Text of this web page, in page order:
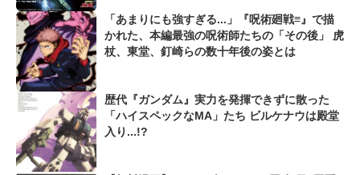
「あまりにも強すぎる...」『呪術廻戦≡』で描
かれた、本編最強の呪術師たちの「その後」 虎
杖、東堂、釘崎らの数十年後の姿とは
歴代『ガンダム』実力を発揮できずに散った
「ハイスペックなMA」たち ビルケナウは殿堂
入り...!?